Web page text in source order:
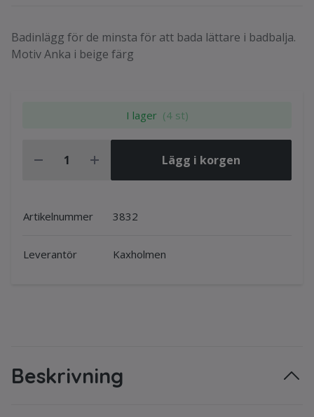
Badinlägg för de minsta för att bada lättare i badbalja.
Motiv Anka i beige färg
I lager (4 st)
Lägg i korgen
Artikelnummer 3832
Leverantör Kaxholmen
Beskrivning